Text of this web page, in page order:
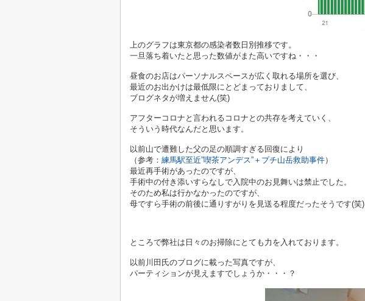
上のグラフは東京都の感染者数日別推移です。
一旦落ち着いたと思った数値がまた高いですね・・・
昼食のお店はパーソナルスペースが広く取れる場所を選び、
最近のお出かけは最低限にとどまっておりまして、
ブログネタが増えません(笑)
アフターコロナと言われるコロナとの共存を考えていく、
そういう時代なんだと思います。
以前山で遭難した父の足の順調すぎる回復により
（参考： 練馬駅至近”喫茶アンデス”＋プチ山岳救助事件）
最近再手術があったのですが、
手術中の付き添いすらなしで入院中のお見舞いは禁止でした。
そのため私は行かなかったのですが、
母ですら手術の前後に通りすがりを見送る程度だったそうです(笑)
ところで弊社は日々のお掃除にとても力を入れております。
以前川田氏のブログに載った写真ですが、
パーティションが見えますでしょうか・・・？